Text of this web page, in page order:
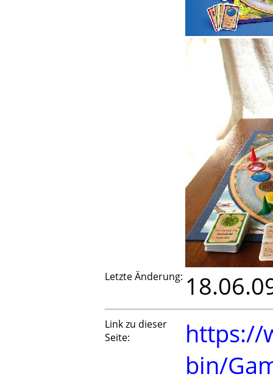
Letzte Änderung:
Link zu dieser
Seite:
https://
bin/